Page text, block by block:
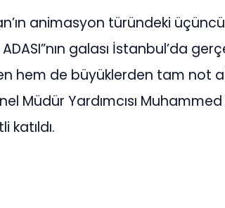
animasyon türündeki üçüncü
ADASI”nın galası İstanbul’da
hem de büyüklerden tam not
Müdür Yardımcısı
katıldı.